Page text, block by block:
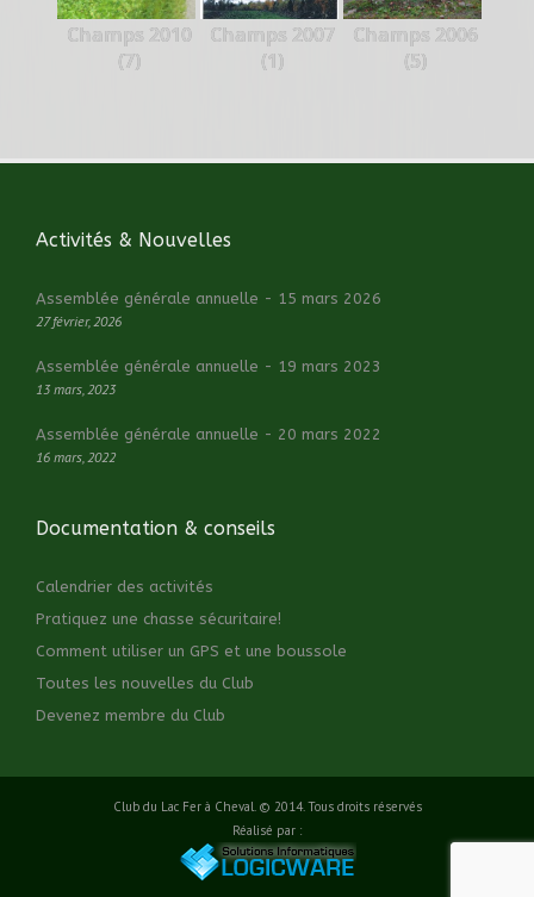
Champs 2010
(7)
Champs 2007
(1)
Champs 2006
(5)
Activités & Nouvelles
Assemblée générale annuelle - 15 mars 2026
27 février, 2026
Assemblée générale annuelle - 19 mars 2023
13 mars, 2023
Assemblée générale annuelle - 20 mars 2022
16 mars, 2022
Documentation & conseils
Calendrier des activités
Pratiquez une chasse sécuritaire!
Comment utiliser un GPS et une boussole
Toutes les nouvelles du Club
Devenez membre du Club
Club du Lac Fer à Cheval. © 2014. Tous droits réservés
Réalisé par :